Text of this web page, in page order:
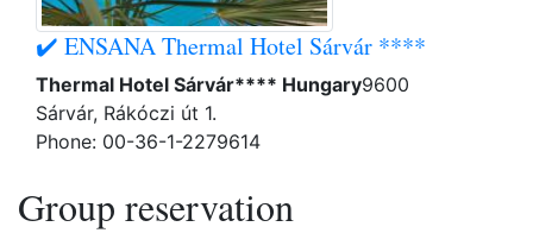
✔️ ENSANA Thermal Hotel Sárvár ****
Thermal Hotel Sárvár**** Hungary9600
Sárvár, Rákóczi út 1.
Phone: 00-36-1-2279614
Group reservation